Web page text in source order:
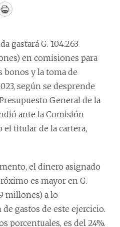
Print
gastará G. 104.263
en comisiones para
bonos y la toma de
según se desprende
General de la
ante la Comisión
el titular de la cartera,
el dinero asignado
es mayor en G.
millones) a lo
gastos de este ejercicio.
porcentuales, es del 24%.